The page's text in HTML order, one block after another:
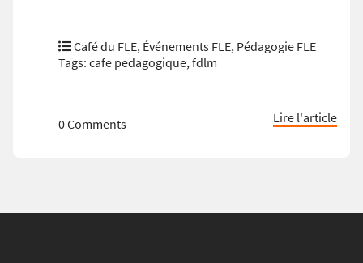
Café du FLE, Événements FLE, Pédagogie FLE
Tags: cafe pedagogique,fdlm
0 Comments Lire l'article